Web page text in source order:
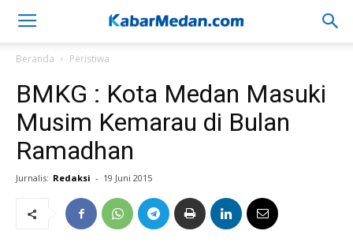
Beranda Peristiwa
BMKG : Kota Medan Masuki
Musim Kemarau di Bulan
Ramadhan
Jurnalis: Redaksi - 19 Juni 2015